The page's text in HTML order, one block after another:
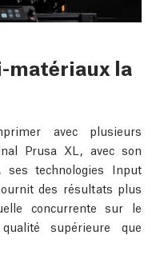
la
avec plusieurs
Prusa XL, avec son
ses technologies Input
des résultats plus
concurrente sur le
supérieure que